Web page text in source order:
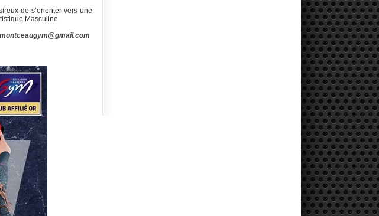
de s’orienter vers une
Masculine
montceaugym@gmail.com